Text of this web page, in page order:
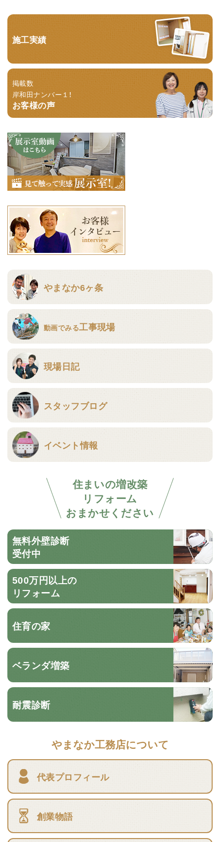
施工実績
掲載数
岸和田ナンバー１！
お客様の声
やまなか6ヶ条
動画でみる工事現場
現場日記
スタッフブログ
イベント情報
住まいの増改築
リフォーム
おまかせください
無料外壁診断
受付中
500万円以上の
リフォーム
住育の家
ベランダ増築
耐震診断
やまなか工務店について
代表プロフィール
創業物語